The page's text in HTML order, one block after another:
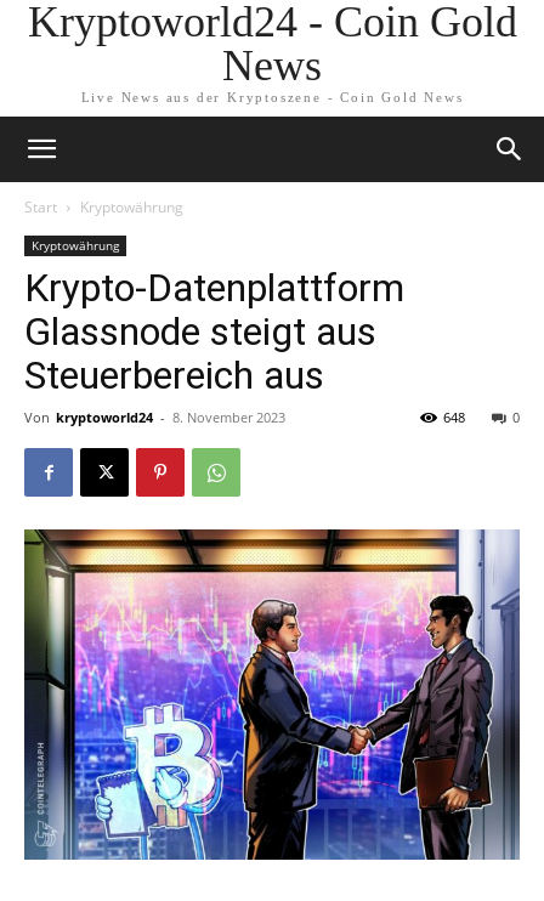
Kryptoworld24 - Coin Gold
News
Live News aus der Kryptoszene - Coin Gold News
Start Kryptowährung
Kryptowährung
Krypto-Datenplattform
Glassnode steigt aus
Steuerbereich aus
Von kryptoworld24 - 8. November 2023 0
648